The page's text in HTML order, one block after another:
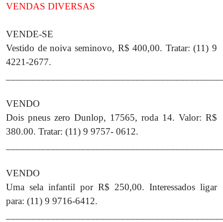
VENDAS DIVERSAS
VENDE-SE
Vestido de noiva seminovo, R$ 400,00. Tratar: (11) 9
4221-2677.
VENDO
Dois pneus zero Dunlop, 17565, roda 14. Valor: R$
380.00. Tratar: (11) 9 9757- 0612.
VENDO
Uma sela infantil por R$ 250,00. Interessados ligar
para: (11) 9 9716-6412.